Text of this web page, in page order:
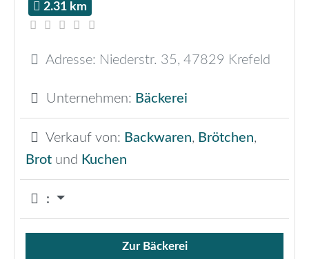
2.31 km
Adresse: Niederstr. 35, 47829 Krefeld
Unternehmen: Bäckerei
Verkauf von: Backwaren, Brötchen,
Brot und Kuchen
:
Verkauf von Brötchen,
Zur Bäckerei